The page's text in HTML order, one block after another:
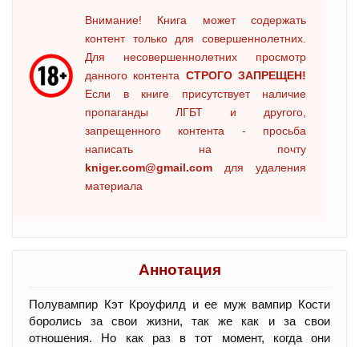
Внимание! Книга может содержать
контент только для совершеннолетних.
Для несовершеннолетних просмотр
данного контента СТРОГО ЗАПРЕЩЕН!
Если в книге присутствует наличие
пропаганды ЛГБТ и другого,
запрещенного контента - просьба
написать на почту
kniger.com@gmail.com для удаления
материала
Аннотация
Полувампир Кэт Кроуфилд и ее муж вампир Кости
боролись за свои жизни, так же как и за свои
отношения. Но как раз в тот момент, когда они